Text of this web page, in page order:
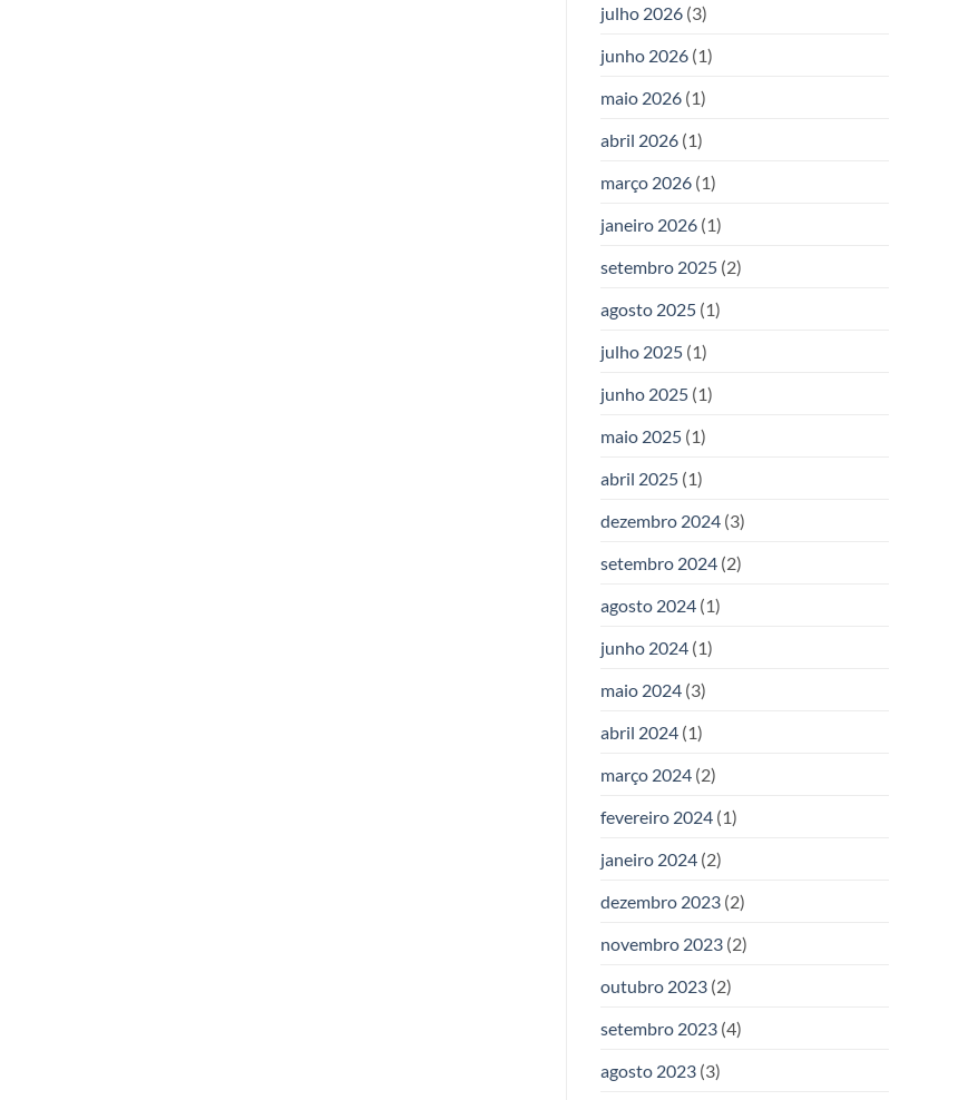
julho 2026 (3)
junho 2026 (1)
maio 2026 (1)
abril 2026 (1)
março 2026 (1)
janeiro 2026 (1)
setembro 2025 (2)
agosto 2025 (1)
julho 2025 (1)
junho 2025 (1)
maio 2025 (1)
abril 2025 (1)
dezembro 2024 (3)
setembro 2024 (2)
agosto 2024 (1)
junho 2024 (1)
maio 2024 (3)
abril 2024 (1)
março 2024 (2)
fevereiro 2024 (1)
janeiro 2024 (2)
dezembro 2023 (2)
novembro 2023 (2)
outubro 2023 (2)
setembro 2023 (4)
agosto 2023 (3)